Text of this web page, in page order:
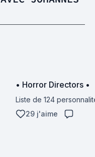
• Horror Directors •
Liste de 124
29 j'aime